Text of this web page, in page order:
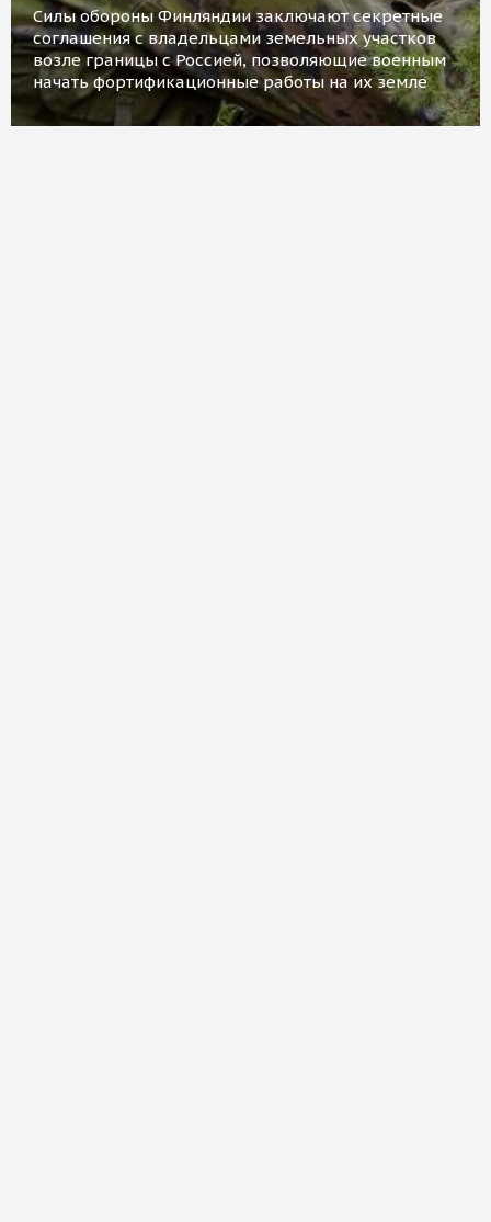
Силы обороны Финляндии заключают секретные
соглашения с владельцами земельных участков
возле границы с Россией, позволяющие военным
начать фортификационные работы на их земле